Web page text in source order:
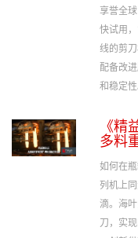
享誉全
快试用
线的剪
配备改
和稳定性
《精
多料
如何在
列机上
滴。海
刀，实